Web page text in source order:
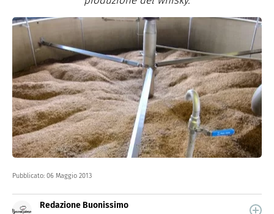
Pubblicato: 06 Maggio 2013
Redazione Buonissimo